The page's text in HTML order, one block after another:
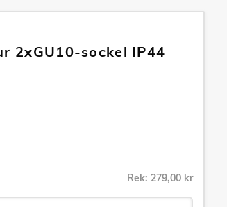
2xGU10-sockel IP44
Rek: 279,00 kr